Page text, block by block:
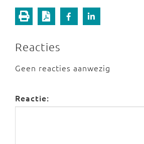
Reacties
Geen reacties aanwezig
Reactie: